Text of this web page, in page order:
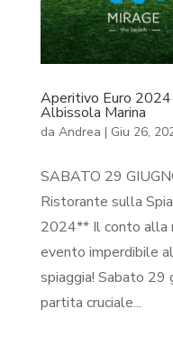
Aperitivo Euro 2024
Albissola Marina
da Andrea | Giu 26,
SABATO 29
Ristorante sulla
2024** Il conto alla
evento imperdibile
spiaggia! Sabato 29
partita cruciale...